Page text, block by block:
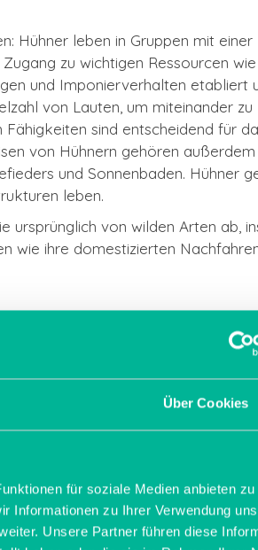
Über Cookies
für soziale Medien anbieten
Informationen zu Ihrer Verwendung
Unsere Partner führen diese
Hühner leben in Gruppen mit
zu wichtigen Ressourcen
und Imponierverhalten etabliert
von Lauten, um miteinander zu
sind entscheidend für
von Hühnern gehören
und Sonnenbaden. Hühner
leben.
ursprünglich von wilden Arten ab,
wie ihre domestizierten
primären Nutzungszweck
Zwerghühner.
Sie zeichnen sich durch
Hühnerrasse variieren kann.
die Erzeugung großer und